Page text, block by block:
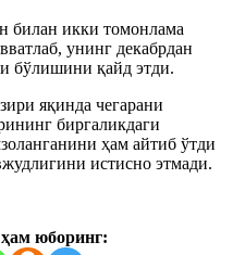
билан икки томонлама
унинг декабрдан
бўлишини қайд этди.
яқинда чегарани
биргаликдаги
ҳам айтиб ўтди
истисно этмади.
ҳам юборинг: